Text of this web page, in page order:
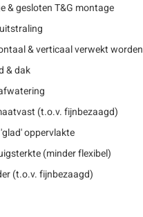
& gesloten T&G montage
& verticaal verwekt worden
& dak
(t.o.v. fijnbezaagd)
oppervlakte
(minder flexibel)
(t.o.v. fijnbezaagd)